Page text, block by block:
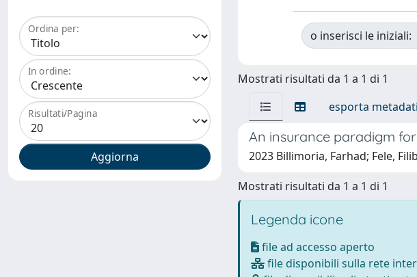
Ordina per:
In ordine:
Risultati/Pagina
o inserisci le iniziali:
Mostrati risultati da 1 a 1 di 1
esporta metadati
An insurance paradigm
2023 Billimoria, Farhad; Fele,
Mostrati risultati da 1 a 1 di 1
Legenda icone
file ad accesso aperto
file disponibili sulla rete